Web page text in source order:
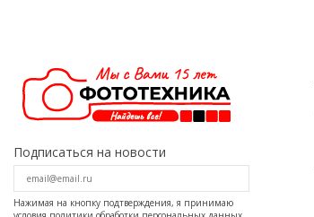
Подписаться на новости
Нажимая на кнопку подтверждения, я принимаю